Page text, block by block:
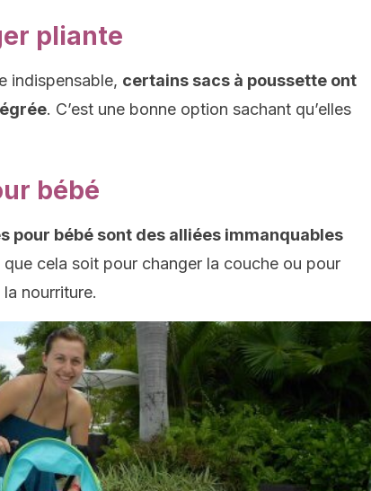
pliante
indispensable, certains sacs à poussette ont
. C’est une bonne option sachant qu’elles
bébé
pour bébé sont des alliées immanquables
que cela soit pour changer la couche ou pour
nourriture.